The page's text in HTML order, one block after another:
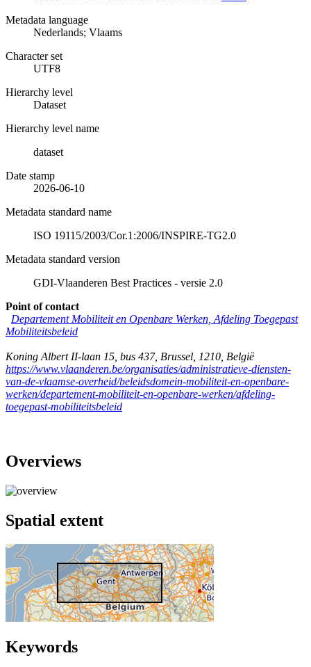
Metadata language
Nederlands; Vlaams
Character set
UTF8
Hierarchy level
Dataset
Hierarchy level name
dataset
Date stamp
2026-06-10
Metadata standard name
ISO 19115/2003/Cor.1:2006/INSPIRE-TG2.0
Metadata standard version
GDI-Vlaanderen Best Practices - versie 2.0
Point of contact
Departement Mobiliteit en Openbare Werken, Afdeling Toegepast
Mobiliteitsbeleid
Koning Albert II-laan 15, bus 437, Brussel 1210 België
https://www.vlaanderen.be/organisaties/administratieve-diensten-
van-de-vlaamse-overheid/beleidsdomein-mobiliteit-en-openbare-
werken/departement-mobiliteit-en-openbare-werken/afdeling-
toegepast-mobiliteitsbeleid
Overviews
Spatial extent
Keywords